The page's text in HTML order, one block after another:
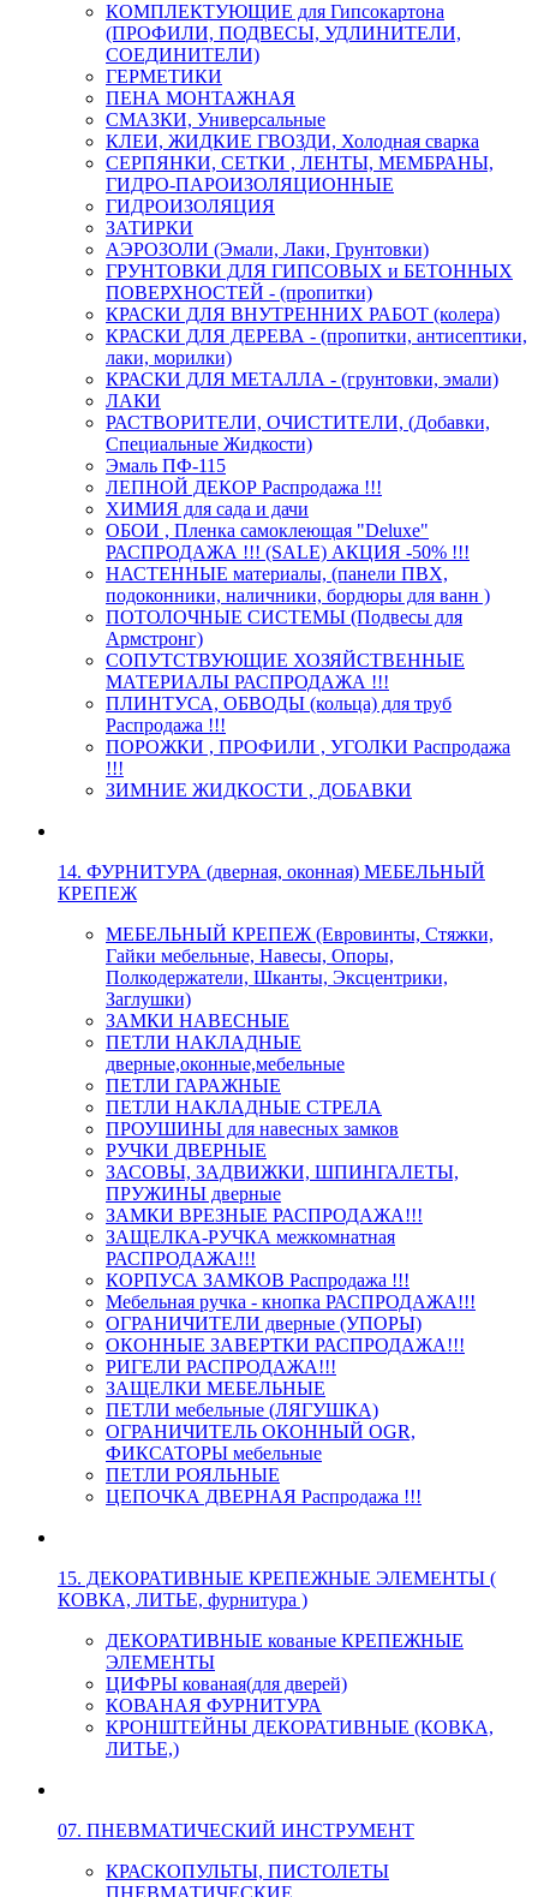
КОМПЛЕКТУЮЩИЕ для Гипсокартона
(ПРОФИЛИ, ПОДВЕСЫ, УДЛИНИТЕЛИ,
СОЕДИНИТЕЛИ)
ГЕРМЕТИКИ
ПЕНА МОНТАЖНАЯ
СМАЗКИ, Универсальные
КЛЕИ, ЖИДКИЕ ГВОЗДИ, Холодная сварка
СЕРПЯНКИ, СЕТКИ , ЛЕНТЫ, МЕМБРАНЫ,
ГИДРО-ПАРОИЗОЛЯЦИОННЫЕ
ГИДРОИЗОЛЯЦИЯ
ЗАТИРКИ
АЭРОЗОЛИ (Эмали, Лаки, Грунтовки)
ГРУНТОВКИ ДЛЯ ГИПСОВЫХ и БЕТОННЫХ
ПОВЕРХНОСТЕЙ - (пропитки)
КРАСКИ ДЛЯ ВНУТРЕННИХ РАБОТ (колера)
КРАСКИ ДЛЯ ДЕРЕВА - (пропитки, антисептики,
лаки, морилки)
КРАСКИ ДЛЯ МЕТАЛЛА - (грунтовки, эмали)
ЛАКИ
РАСТВОРИТЕЛИ, ОЧИСТИТЕЛИ, (Добавки,
Специальные Жидкости)
Эмаль ПФ-115
ЛЕПНОЙ ДЕКОР Распродажа !!!
ХИМИЯ для сада и дачи
ОБОИ , Пленка самоклеющая "Deluxe"
РАСПРОДАЖА !!! (SALE) АКЦИЯ -50% !!!
НАСТЕННЫЕ материалы, (панели ПВХ,
подоконники, наличники, бордюры для ванн )
ПОТОЛОЧНЫЕ СИСТЕМЫ (Подвесы для
Армстронг)
СОПУТСТВУЮЩИЕ ХОЗЯЙСТВЕННЫЕ
МАТЕРИАЛЫ РАСПРОДАЖА !!!
ПЛИНТУСА, ОБВОДЫ (кольца) для труб
Распродажа !!!
ПОРОЖКИ , ПРОФИЛИ , УГОЛКИ Распродажа
!!!
ЗИМНИЕ ЖИДКОСТИ , ДОБАВКИ
14. ФУРНИТУРА (дверная, оконная) МЕБЕЛЬНЫЙ
КРЕПЕЖ
МЕБЕЛЬНЫЙ КРЕПЕЖ (Евровинты, Стяжки,
Гайки мебельные, Навесы, Опоры,
Полкодержатели, Шканты, Эксцентрики,
Заглушки)
ЗАМКИ НАВЕСНЫЕ
ПЕТЛИ НАКЛАДНЫЕ
дверные,оконные,мебельные
ПЕТЛИ ГАРАЖНЫЕ
ПЕТЛИ НАКЛАДНЫЕ СТРЕЛА
ПРОУШИНЫ для навесных замков
РУЧКИ ДВЕРНЫЕ
ЗАСОВЫ, ЗАДВИЖКИ, ШПИНГАЛЕТЫ,
ПРУЖИНЫ дверные
ЗАМКИ ВРЕЗНЫЕ РАСПРОДАЖА!!!
ЗАЩЕЛКА-РУЧКА межкомнатная
РАСПРОДАЖА!!!
КОРПУСА ЗАМКОВ Распродажа !!!
Мебельная ручка - кнопка РАСПРОДАЖА!!!
ОГРАНИЧИТЕЛИ дверные (УПОРЫ)
ОКОННЫЕ ЗАВЕРТКИ РАСПРОДАЖА!!!
РИГЕЛИ РАСПРОДАЖА!!!
ЗАЩЕЛКИ МЕБЕЛЬНЫЕ
ПЕТЛИ мебельные (ЛЯГУШКА)
ОГРАНИЧИТЕЛЬ ОКОННЫЙ OGR,
ФИКСАТОРЫ мебельные
ПЕТЛИ РОЯЛЬНЫЕ
ЦЕПОЧКА ДВЕРНАЯ Распродажа !!!
15. ДЕКОРАТИВНЫЕ КРЕПЕЖНЫЕ ЭЛЕМЕНТЫ (
КОВКА, ЛИТЬЕ, фурнитура )
ДЕКОРАТИВНЫЕ кованые КРЕПЕЖНЫЕ
ЭЛЕМЕНТЫ
ЦИФРЫ кованая(для дверей)
КОВАНАЯ ФУРНИТУРА
КРОНШТЕЙНЫ ДЕКОРАТИВНЫЕ (КОВКА,
ЛИТЬЕ,)
07. ПНЕВМАТИЧЕСКИЙ ИНСТРУМЕНТ
КРАСКОПУЛЬТЫ, ПИСТОЛЕТЫ
ПНЕВМАТИЧЕСКИЕ